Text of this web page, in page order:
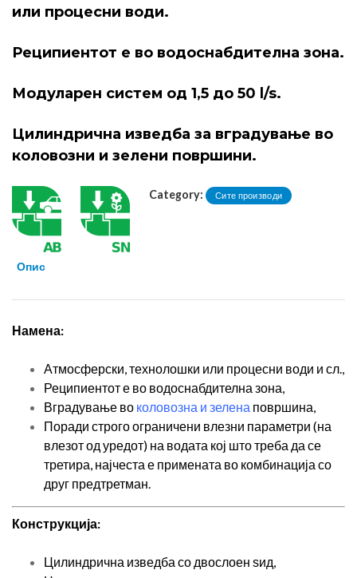
или процесни води.
Реципиентот е во водоснабдителна зона.
Модуларен систем од 1,5 до 50 l/s.
Цилиндрична изведба за вградување во
коловозни и зелени површини.
Category: Сите производи
Опис
Намена:
Атмосферски, технолошки или процесни води и сл.,
Реципиентот е во водоснабдителна зона,
Вградување во коловозна и зелена површина,
Поради строго ограничени влезни параметри (на
влезот од уредот) на водата кој што треба да се
третира, најчеста е примената во комбинација со
друг предтретман.
Конструкција:
Цилиндрична изведба со двослоен ѕид,